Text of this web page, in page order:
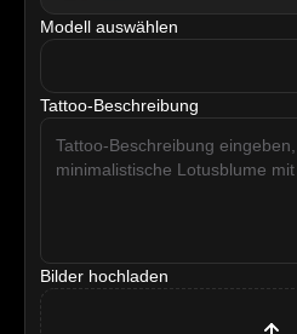
Modell auswählen
model
Tattoo-Beschreibung
Bilder hochladen